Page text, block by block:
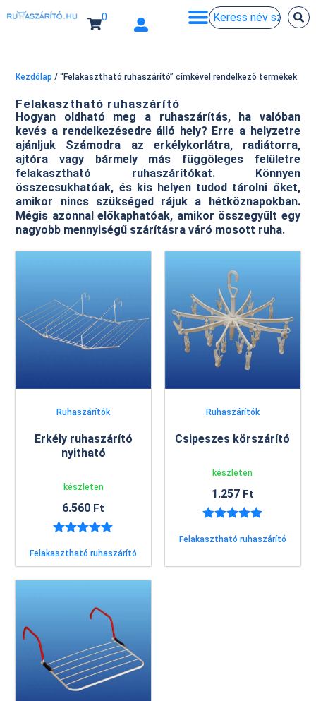
0
Kezdőlap / “Felakasztható ruhaszárító” címkével rendelkező termékek
Felakasztható ruhaszárító
Hogyan oldható meg a ruhaszárítás, ha valóban
kevés a rendelkezésedre álló hely? Erre a helyzetre
ajánljuk Számodra az erkélykorlátra, radiátorra,
ajtóra vagy bármely más függőleges felületre
felakasztható ruhaszárítókat. Könnyen
összecsukhatóak, és kis helyen tudod tárolni őket,
amikor nincs szükséged rájuk a hétköznapokban.
Mégis azonnal előkaphatóak, amikor összegyűlt egy
nagyobb mennyiségű szárításra váró mosott ruha.
Ruhaszárítók
Erkély ruhaszárító
nyitható
készleten
6.560 Ft
5.00/ 5
Felakasztható ruhaszárító
Ruhaszárítók
Csipeszes körszárító
készleten
1.257 Ft
5.00/ 5
Felakasztható ruhaszárító